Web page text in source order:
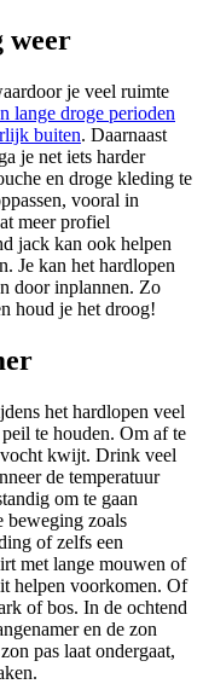
weer
je veel ruimte
lange droge perioden
buiten. Daarnaast
je net iets harder
en droge kleding te
vooral in
meer profiel
jack kan ook helpen
Je kan het hardlopen
door inplannen. Zo
houd je het droog!
het hardlopen veel
te houden. Om af te
vocht kwijt. Drink veel
de temperatuur
om te gaan
beweging zoals
of zelfs een
met lange mouwen of
helpen voorkomen. Of
of bos. In de ochtend
en de zon
pas laat ondergaat,